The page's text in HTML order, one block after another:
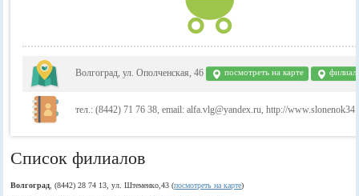
Волгоград, ул. Ополченская, 46 посмотреть на карте
тел.: (8442) 71 76 38, email: alfa.vlg@yandex.ru, http://
Список филиалов
Волгоград , (8442) 28 74 13, ул. Штеменко,43 (посмотреть на карте)